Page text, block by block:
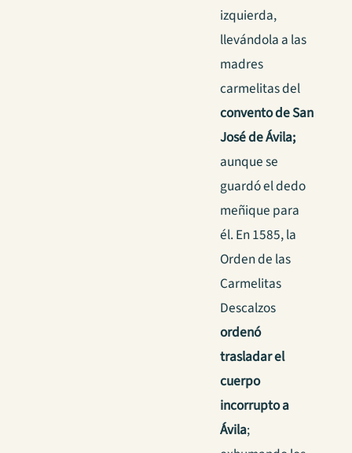
izquierda,
llevándola a las
madres
carmelitas del
convento de San
Joséde Ávila;
aunque se
guardó el dedo
meñique para
él. En 1585, la
Orden de las
Carmelitas
Descalzos
ordenó
trasladar el
cuerpo
incorrupto a
Ávila;